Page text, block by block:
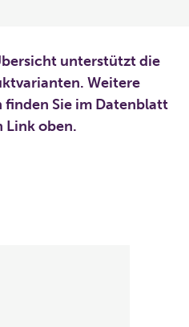
unterstützt die
Weitere
Sie im Datenblatt
Link oben.